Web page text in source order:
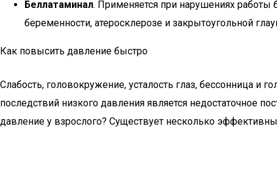
Беллатаминал. Применяется при нарушениях работы
беременности, атеросклерозе и закрытоугольной
Как повысить давление быстро
Слабость, головокружение, усталость глаз, бессонница
последствий низкого давления является недостаточное
давление у взрослого? Существует несколько